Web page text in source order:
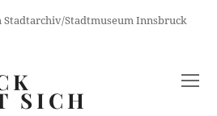
Stadtarchiv/Stadtmuseum Innsbruck
SICH